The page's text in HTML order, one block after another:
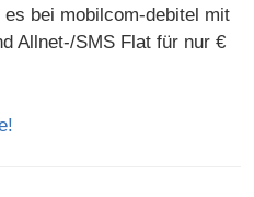
bei mobilcom-debitel mit
Allnet-/SMS Flat für nur €